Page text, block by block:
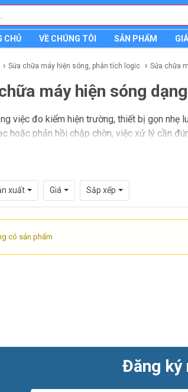
CHỦ VỀ CHÚNG TÔI SẢN PHẨM
Sửa chữa máy hiện sóng, phân tích logic Sửa chữa
máy hiện sóng
việc đo kiểm hiện trường, thiết bị gọn nhẹ
hoặc phản hồi chập chờn, việc xử lý cần
là nhu cầu khá
nhỏ gọn. So với các dòng để bàn, cấu trúc
hơn.
xuất Giá Sắp xếp
có sản phẩm
Đăng ký